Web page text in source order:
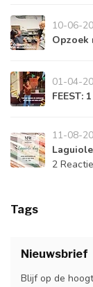
10-06-
Opzoek
01-04-
FEEST:
11-08-
2
Tags
Nieuwsbrief
Blijf op de